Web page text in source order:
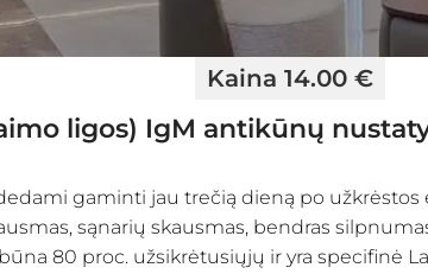
Kaina 14.00 €
ligos) IgM antikūnų
gaminti jau trečią dieną po
sąnarių skausmas, bendras
80 proc. užsikrėtusiųjų ir yra specifinė